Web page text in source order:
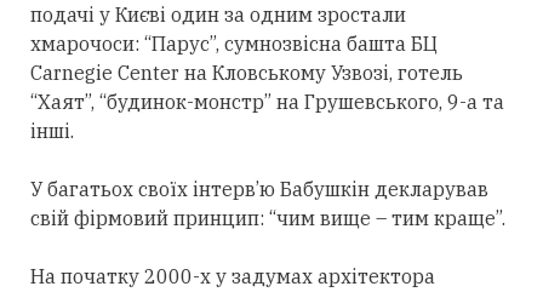
подачі у Києві один за одним зростали
хмарочоси: “Парус”, сумнозвісна башта БЦ
Carnegie Center на Кловському Узвозі, готель
“Хаят”, “будинок-монстр” на Грушевського, 9-а та
інші.
У багатьох своїх інтерв’ю Бабушкін декларував
свій фірмовий принцип: “чим вище – тим краще”.
На початку 2000-х у задумах архітектора